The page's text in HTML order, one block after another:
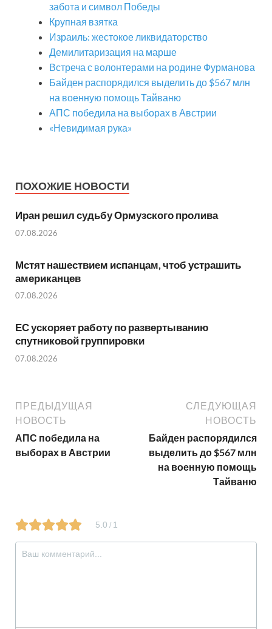
забота и символ Победы
Крупная взятка
Израиль: жестокое ликвидаторство
Демилитаризация на марше
Встреча с волонтерами на родине Фурманова
Байден распорядился выделить до $567 млн
на военную помощь Тайваню
АПС победила на выборах в Австрии
«Невидимая рука»
ПОХОЖИЕ НОВОСТИ
Иран решил судьбу Ормузского пролива
07.08.2026
Мстят нашествием испанцам, чтоб устрашить
американцев
07.08.2026
ЕС ускоряет работу по развертыванию
спутниковой группировки
07.08.2026
ПРЕДЫДУЩАЯ
НОВОСТЬ
АПС победила на
выборах в Австрии
СЛЕДУЮЩАЯ
НОВОСТЬ
Байден распорядился
выделить до $567 млн
на военную помощь
Тайваню
5.0 / 1